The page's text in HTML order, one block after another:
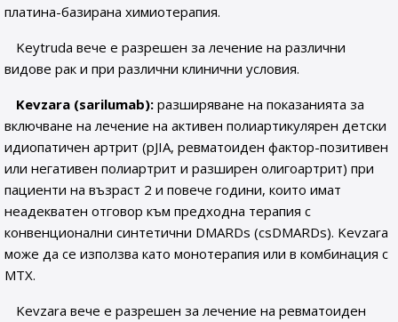
платина-базирана химиотерапия.
Keytruda вече е разрешен за лечение на различни
видове рак и при различни клинични условия.
Kevzara (sarilumab): разширяване на показанията за
включване на лечение на активен полиартикулярен детски
идиопатичен артрит (pJIA, ревматоиден фактор-позитивен
или негативен полиартрит и разширен олигоартрит) при
пациенти на възраст 2 и повече години, които имат
неадекватен отговор към предходна терапия с
конвенционални синтетични DMARDs (csDMARDs). Kevzara
може да се използва като монотерапия или в комбинация с
MTX.
Kevzara вече е разрешен за лечение на ревматоиден